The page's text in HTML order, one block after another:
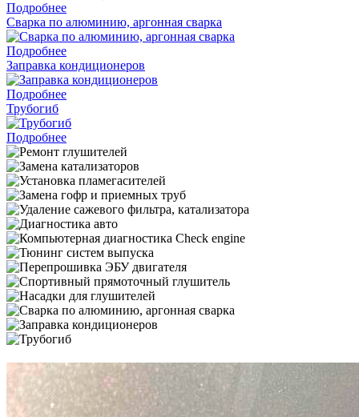
Подробнее
Cварка по алюминию, аргонная сварка
Подробнее
Заправка кондиционеров
Подробнее
Трубогиб
Подробнее